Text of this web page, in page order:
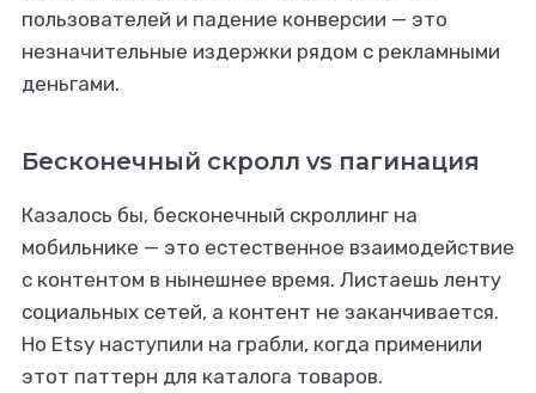
пользователей и падение конверсии — это
незначительные издержки рядом с рекламными
деньгами.
Бесконечный скролл vs пагинация
Казалось бы, бесконечный скроллинг на
мобильнике — это естественное взаимодействие
с контентом в нынешнее время. Листаешь ленту
социальных сетей, а контент не заканчивается.
Но Etsy наступили на грабли, когда применили
этот паттерн для каталога товаров.